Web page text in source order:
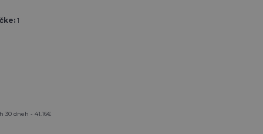
1
30 dneh - 41.16€